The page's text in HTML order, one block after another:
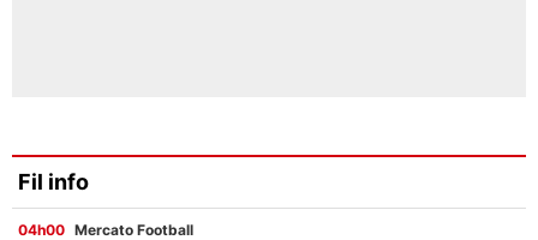
Fil info
04h00 Mercato Football